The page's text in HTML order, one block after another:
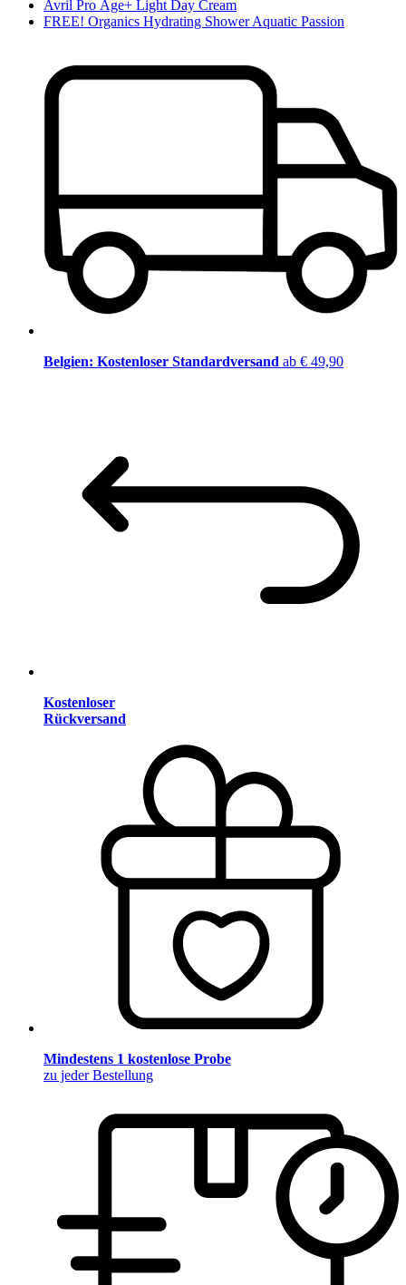
Avril Pro Âge+ Light Day Cream
FREE! Organics Hydrating Shower Aquatic Passion
Belgien: Kostenloser Standardversand ab € 49,90
Kostenloser
Rückversand
Mindestens 1 kostenlose Probe
zu jeder Bestellung